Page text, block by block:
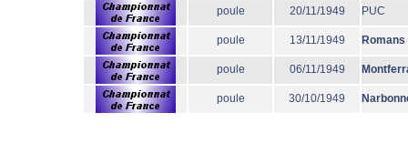
poule 20/11/1949 PUC
poule 13/11/1949 Romans
poule 06/11/1949
poule 30/10/1949